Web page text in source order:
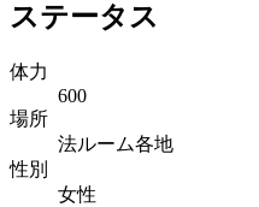
ステータス
体力
600
場所
法ルーム各地
性別
女性